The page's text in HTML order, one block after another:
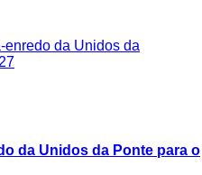
da Unidos da Ponte para o